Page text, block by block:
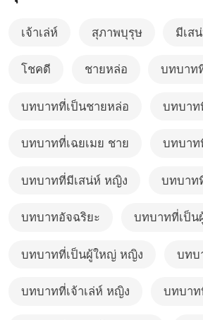
เจ้าเล่ห์ สุภาพบุรุษ มีเส
โชคดี ชายหล่อ บทบาท
บทบาทที่เป็นชายหล่อ บทบาท
บทบาทที่เฉยเมย ชาย บทบาท
บทบาทที่มีเสน่ห์ หญิง บทบาท
บทบาทอัจฉริยะ บทบาทที่เป็น
บทบาทที่เป็นผู้ใหญ่ หญิง บทบ
บทบาทที่เจ้าเล่ห์ หญิง บทบาท